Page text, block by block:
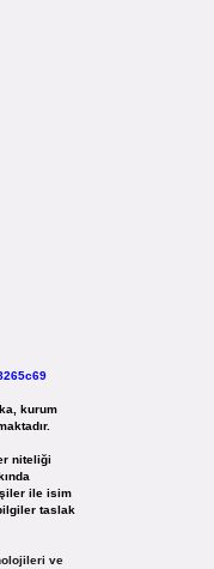
kurum
niteliği
ile isim
taslak
ve